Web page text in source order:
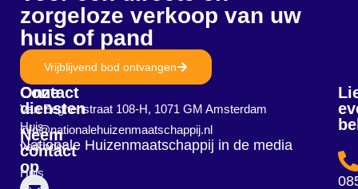
zorgeloze verkoop van uw
huis of pand
Vrijblijvend bod ontvangen
Neem
contact
op
Onze
diensten
Huis
verkopen
Huis
Contact
Van Eeghenstraat 108-H, 1071 GM Amsterdam
info@nationalehuizenmaatschappij.nl
Nationale Huizenmaatschappij in de media